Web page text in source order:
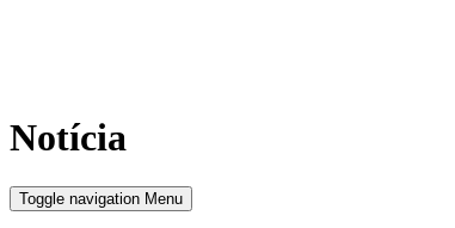
Notícia
Toggle navigation Menu